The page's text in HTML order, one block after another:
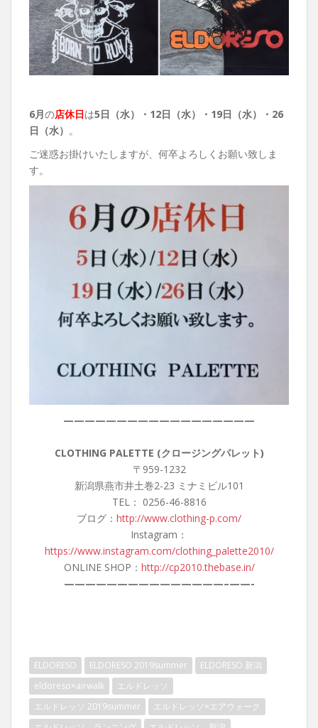
6月の店休日は5日（水）・12日（水）・19日（水）・26
日（水） 。
ご迷惑お掛けいたしますが、何卒よろしくお願い致しま
す。
——————————————————
CLOTHING PALETTE (クロージングパレット)
〒959-1232
新潟県燕市井土巻2-23 ミナミビル101
TEL： 0256-46-8816
ブログ： http://www.clothing-p.com/
Instagram：
https://www.instagram.com/clothing_palette2010/
ONLINE SHOP： http://cp2010.thebase.in/
———————————————–——-
ELDORESO ELDORESO 2019summer
ELDORESO 新潟
eldoreso×airwalk
エルドレッソ
エルドレッソ 2019summer
エルドレッソ×エアウォーク